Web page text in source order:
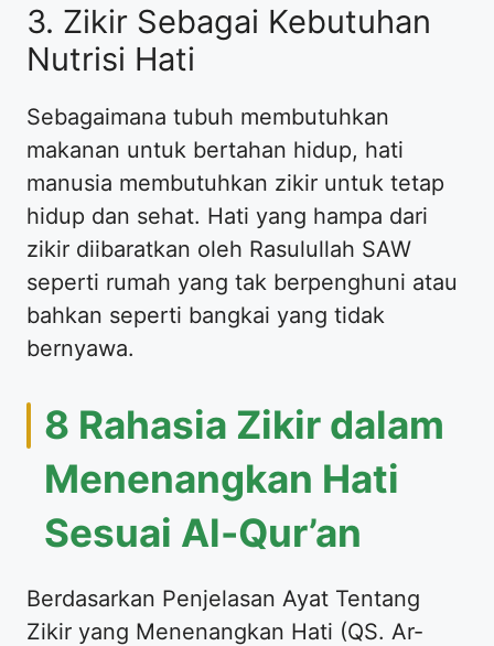
3. Zikir Sebagai Kebutuhan
Nutrisi Hati
Sebagaimana tubuh membutuhkan
makanan untuk bertahan hidup, hati
manusia membutuhkan zikir untuk tetap
hidup dan sehat. Hati yang hampa dari
zikir diibaratkan oleh Rasulullah SAW
seperti rumah yang tak berpenghuni atau
bahkan seperti bangkai yang tidak
bernyawa.
8 Rahasia Zikir dalam
Menenangkan Hati
Sesuai Al-Qur’an
Berdasarkan Penjelasan Ayat Tentang
Zikir yang Menenangkan Hati (QS. Ar-